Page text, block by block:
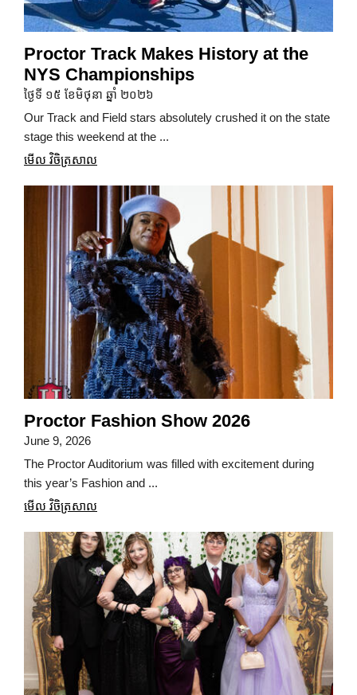
Proctor Track Makes History at the
NYS Championships
ថ្ងៃទី ១៥ ខែមិថុនា ឆ្នាំ ២០២៦
Our Track and Field stars absolutely crushed it on the state
stage this weekend at the ...
មើល វិចិត្រសាល
Proctor Fashion Show 2026
June 9, 2026
The Proctor Auditorium was filled with excitement during
this year’s Fashion and ...
មើល វិចិត្រសាល